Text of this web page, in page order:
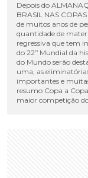
Depois do
BRASIL NAS
de muitos anos de
quantidade de
regressiva que tem
do 22º Mundial da
do Mundo serão
uma, as
importantes e
resumo Copa a
maior competição